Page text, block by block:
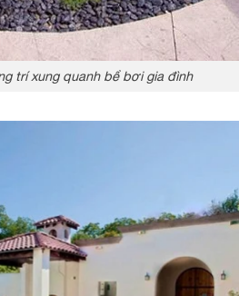
trí xung quanh bể bơi gia đình